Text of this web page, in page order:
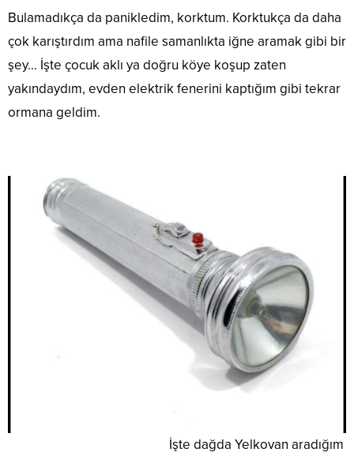
Bulamadıkça da panikledim, korktum. Korktukça da daha
çok karıştırdım ama nafile samanlıkta iğne aramak gibi bir
şey… İşte çocuk aklı ya doğru köye koşup zaten
yakındaydım, evden elektrik fenerini kaptığım gibi tekrar
ormana geldim.
İşte dağda Yelkovan aradığım